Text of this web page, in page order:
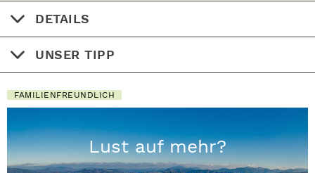
DETAILS
UNSER TIPP
FAMILIENFREUNDLICH
Lust auf mehr?